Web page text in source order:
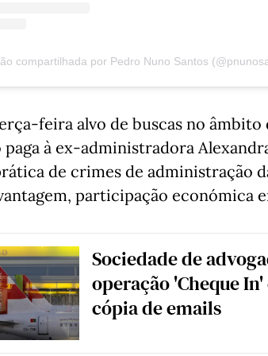
compartilhada por Pedro Nuno Santos
feira alvo de buscas no
à ex-administradora
de crimes de administração
participação económica
Sociedade de
operação 'Cheque
cópia de emails